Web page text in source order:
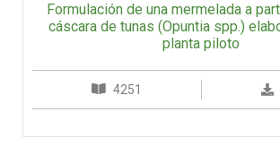
Formulación de una mermelada a
cáscara de tunas (Opuntia spp.)
planta piloto
4251